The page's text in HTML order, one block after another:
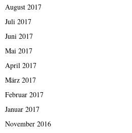
August 2017
Juli 2017
Juni 2017
Mai 2017
April 2017
März 2017
Februar 2017
Januar 2017
November 2016